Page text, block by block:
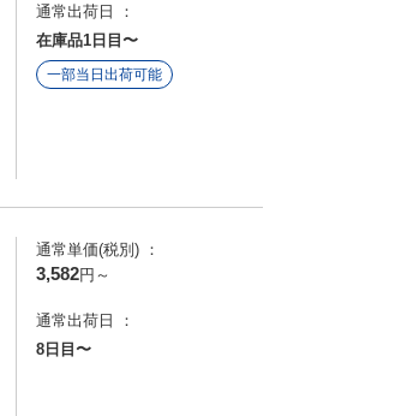
4.5
通常出荷日 ：
在庫品1日目〜
一部当日出荷可能
通常単価(税別) ：
3,582円 ～
通常出荷日 ：
8日目〜